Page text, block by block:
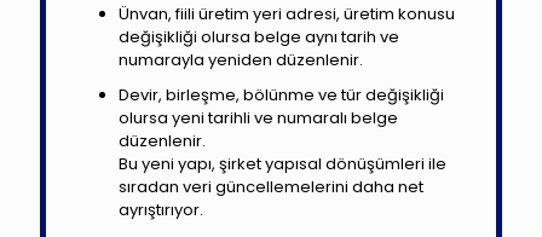
Ünvan, fiili üretim yeri adresi, üretim konusu
değişikliği olursa belge aynı tarih ve
numarayla yeniden düzenlenir.
Devir, birleşme, bölünme ve tür değişikliği
olursa yeni tarihli ve numaralı belge
düzenlenir.
Bu yeni yapı, şirket yapısal dönüşümleri ile
sıradan veri güncellemelerini daha net
ayrıştırıyor.